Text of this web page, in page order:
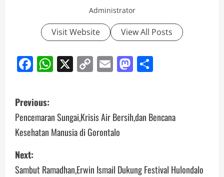
Administrator
Visit Website View All Posts
Facebook
WhatsApp
X CopyEmailMastodon
Post
navigation
Previous:
Pencemaran Sungai,Krisis Air Bersih,dan Bencana
Kesehatan Manusia di Gorontalo
Next:
Sambut Ramadhan,Erwin Ismail Dukung Festival Hulondalo